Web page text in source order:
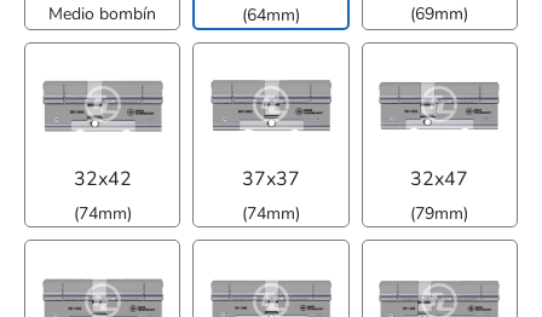
Medio bombín (64mm) (69mm)
32x42
(74mm)
37x37
(74mm)
32x47
(79mm)